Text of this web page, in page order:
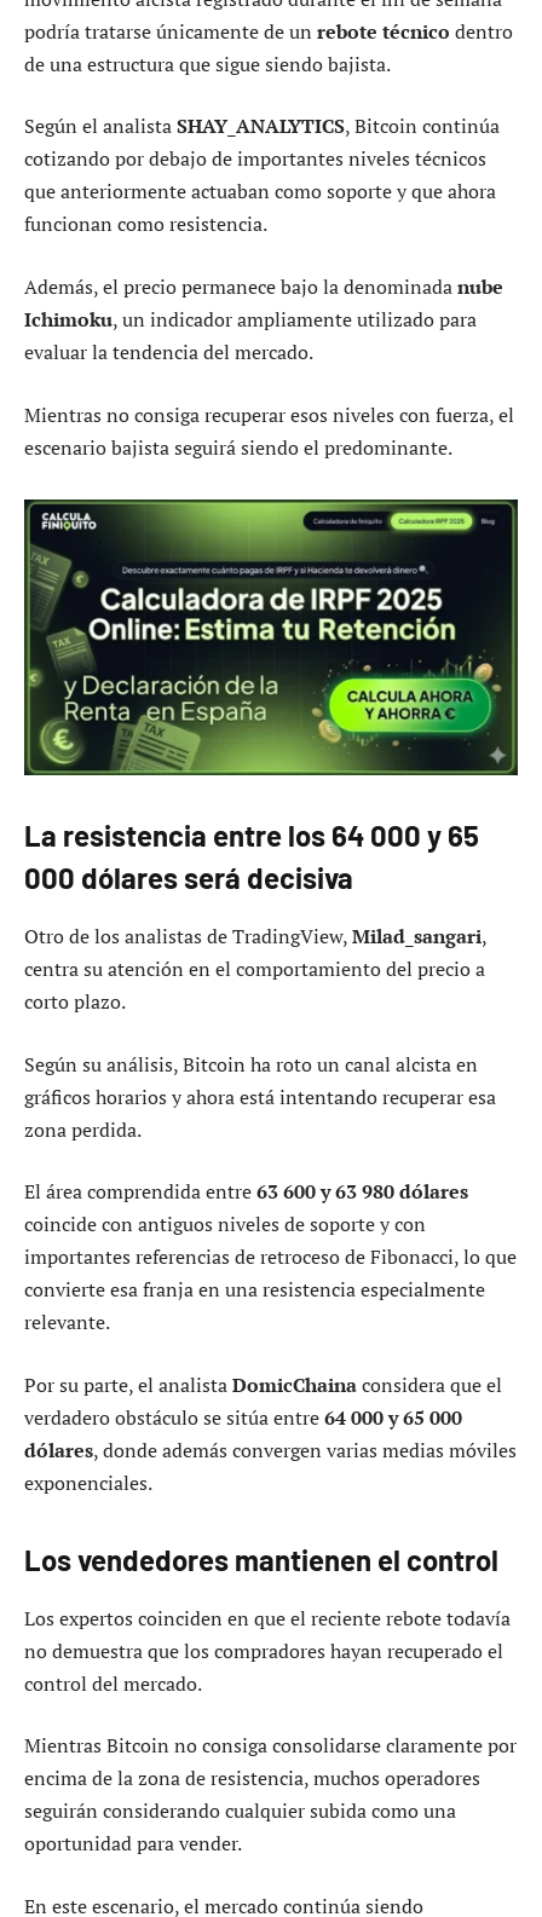
podría tratarse únicamente de un rebote técnico dentro
de una estructura que sigue siendo bajista.
Según el analistaSHAY_ANALYTICS, Bitcoin continúa
cotizando por debajo de importantes niveles técnicos
que anteriormente actuaban como soporte y que ahora
funcionan como resistencia.
Además, el precio permanece bajo la denominadanube
Ichimoku, un indicador ampliamente utilizado para
evaluar la tendencia del mercado.
Mientras no consiga recuperar esos niveles con fuerza, el
escenario bajista seguirá siendo el predominante.
La resistencia entre los 64 000 y 65
000 dólares será decisiva
Otro de los analistas de TradingView,Milad_sangari,
centra su atención en el comportamiento del precio a
corto plazo.
Según su análisis, Bitcoin ha roto un canal alcista en
gráficos horarios y ahora está intentando recuperar esa
zona perdida.
El área comprendida entre63 600 y 63 980 dólares
coincide con antiguos niveles de soporte y con
importantes referencias de retroceso de Fibonacci, lo que
convierte esa franja en una resistencia especialmente
relevante.
Por su parte, el analistaDomicChainaconsidera que el
verdadero obstáculo se sitúa entre64 000 y 65 000
dólares, donde además convergen varias medias móviles
exponenciales.
Los vendedores mantienen el control
Los expertos coinciden en que el reciente rebote todavía
no demuestra que los compradores hayan recuperado el
control del mercado.
Mientras Bitcoin no consiga consolidarse claramente por
encima de la zona de resistencia, muchos operadores
seguirán considerando cualquier subida como una
oportunidad para vender.
En este escenario, el mercado continúa siendo